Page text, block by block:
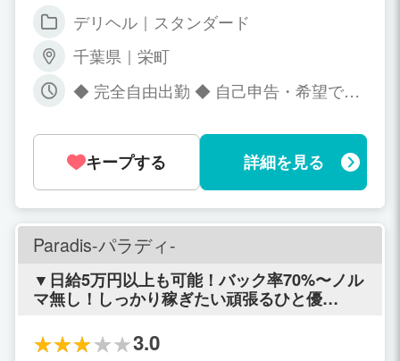
ブで働きたい・都合がつく日に気ままに
働きたい・短時間だけ働きたい方は 「気
ままコース」がオススメ♪ とにかくメイ
ンで働いて目標額を最短で叶えたい方は
「ガッツリコース」をぜひどうぞ！ あな
トな働き方が選べます！ 罰金・ノルマ・
シフトの強制一切ナシ！ 自分の働き方は
自分で決めてOK―― その“当たり前”を
オズ千葉栄町店は全力で応援します♪
デリヘル｜スタンダード
千葉県｜栄町
◆ 完全自由出勤 ◆ 自己申告・希望で働
も出さなくても、 有利・不利は一切あり
ません。 サブでしか働けない方や、 予
定が直前じゃないと分からない方も、 し
っかりサポートします♡ 彼氏がいないタ
イミングで働きたい、 お休みがアバウ
ト…そんな方も大歓迎！ オズ千葉栄町店
が 効率よく働けるように万全サポート！
働き方は人それぞれ。 あなたの状況や目
標に合わせて、 無理のないベストな働き
方を一緒に見つけましょう！ 「どういう
働き方がしたいのか？」 しっかり話し合
キープする 詳細を見る
Paradis-パラディ-
▼日給5万円以上も可能！バック率70%〜ノル
マ無し！しっかり稼ぎたい頑張るひと優
3.0